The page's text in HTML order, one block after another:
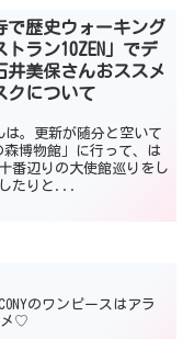
で歴史ウォーキング
トラン10ZEN」でデ
井美保さんおススメ
クについて
。更新が随分と空いて
博物館」に行って、は
番辺りの大使館巡りをし
たりと...
のワンピースはアラ
メ♡